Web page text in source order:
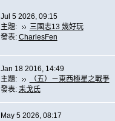
Jul 5 2026, 09:15
主題:
三國志13 幾好玩
發表: CharlesFen
Jan 18 2016, 14:49
主題:
（五）－東西極星之戰爭
發表: 耒戈氏
May 5 2026, 08:17